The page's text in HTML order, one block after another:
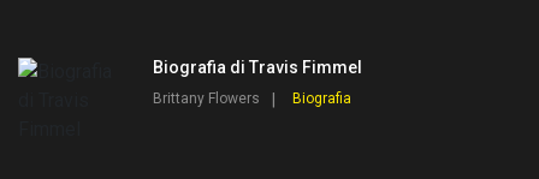
Biografia di Travis Fimmel
Brittany Flowers Biografia